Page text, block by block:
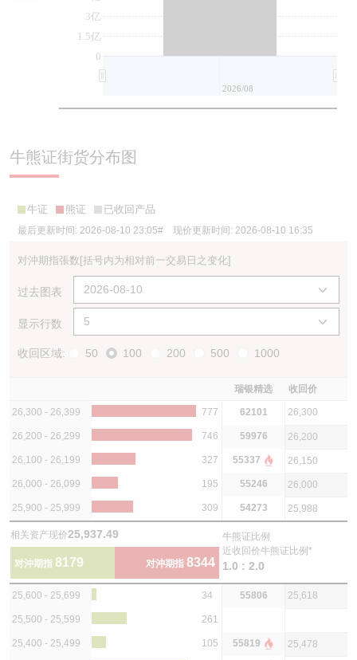
0
1.5亿
3亿
2026/08
牛熊证街货分布图
牛证 熊证 已收回产品
最后更新时间: 2026-08-10 23:05# 现价更新时间: 2026-08-10 16:35
对沖期指張数[括号内为相对前一交易日之变化]
过去图表
显示行数
收回区域: 50 100 200 500 1000
瑞银精选 收回价
26,300 - 26,399 777 62101 26,300
26,200 - 26,299 746 59976 26,200
26,100 - 26,199 327 55337 26,150
26,000 - 26,099 195 55246 26,000
25,900 - 25,999 309 54273 25,988
相关资产现价25,937.49
对沖期指 8179 对沖期指 8344
牛熊证比例
近收回价牛熊证比例*
1.0 : 2.0
25,600 - 25,699 34 55806 25,618
25,500 - 25,599 261
25,400 - 25,499 105 55819 25,478